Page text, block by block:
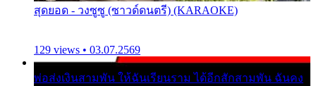
สุดยอด - วงซูซู (ซาวด์ดนตรี) (KARAOKE)
129 views • 03.07.2569
พ่อส่งเงินสามพัน ให้ฉันเรียนราม ได้อีกสักสามพัน ฉันคง